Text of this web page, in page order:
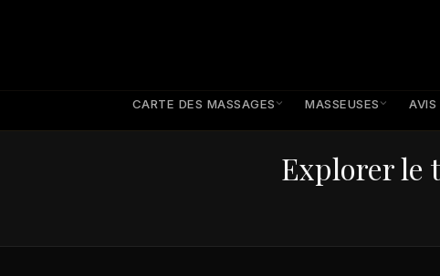
CARTE DES MASSAGES MASSEUSES AVIS
Explorer le